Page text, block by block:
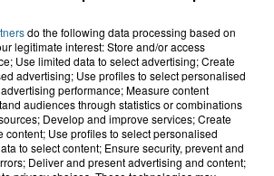
enfant gravement brûlé
do the following data processing based on
legitimate interest: Store and/or access
Use limited data to select advertising; Create
advertising; Use profiles to select personalised
performance; Measure content
audiences through statistics or combinations
Develop and improve services; Create
content; Use profiles to select personalised
to select content; Ensure security, prevent and
Deliver and present advertising and content;